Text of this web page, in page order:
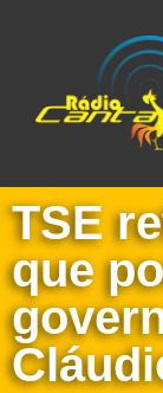
TSE
que